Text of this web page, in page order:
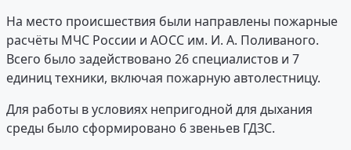
На место происшествия были направлены пожарные
расчёты МЧС России и АОСС им. И. А. Поливаного.
Всего было задействовано 26 специалистов и 7
единиц техники, включая пожарную автолестницу.
Для работы в условиях непригодной для дыхания
среды было сформировано 6 звеньев ГДЗС.